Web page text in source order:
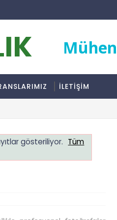
İLETİŞİM
gösteriliyor. Tüm